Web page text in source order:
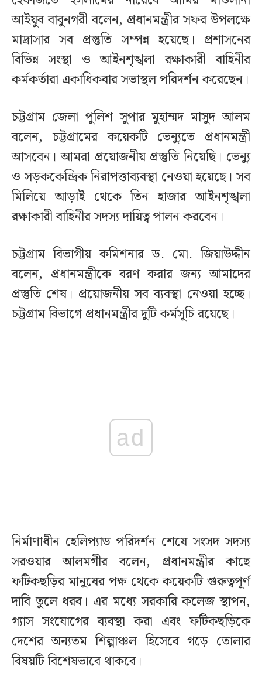
আইয়ুব বাবুনগরী বলেন, প্রধানমন্ত্রীর সফর উপলক্ষে
মাদ্রাসার সব প্রস্তুতি সম্পন্ন হয়েছে। প্রশাসনের
বিভিন্ন সংস্থা ও আইনশৃঙ্খলা রক্ষাকারী বাহিনীর
কর্মকর্তারা একাধিকবার সভাস্থল পরিদর্শন করেছেন।
চট্টগ্রাম জেলা পুলিশ সুপার মুহাম্মদ মাসুদ আলম
বলেন, চট্টগ্রামের কয়েকটি ভেন্যুতে প্রধানমন্ত্রী
আসবেন। আমরা প্রয়োজনীয় প্রস্তুতি নিয়েছি। ভেন্যু
ও সড়ককেন্দ্রিক নিরাপত্তাব্যবস্থা নেওয়া হয়েছে। সব
মিলিয়ে আড়াই থেকে তিন হাজার আইনশৃঙ্খলা
রক্ষাকারী বাহিনীর সদস্য দায়িত্ব পালন করবেন।
চট্টগ্রাম বিভাগীয় কমিশনার ড. মো. জিয়াউদ্দীন
বলেন, প্রধানমন্ত্রীকে বরণ করার জন্য আমাদের
প্রস্তুতি শেষ। প্রয়োজনীয় সব ব্যবস্থা নেওয়া হচ্ছে।
চট্টগ্রাম বিভাগে প্রধানমন্ত্রীর দুটি কর্মসূচি রয়েছে।
ad
নির্মাণাধীন হেলিপ্যাড পরিদর্শন শেষে সংসদ সদস্য
সরওয়ার আলমগীর বলেন, প্রধানমন্ত্রীর কাছে
ফটিকছড়ির মানুষের পক্ষ থেকে কয়েকটি গুরুত্বপূর্ণ
দাবি তুলে ধরব। এর মধ্যে সরকারি কলেজ স্থাপন,
গ্যাস সংযোগের ব্যবস্থা করা এবং ফটিকছড়িকে
দেশের অন্যতম শিল্পাঞ্চল হিসেবে গড়ে তোলার
বিষয়টি বিশেষভাবে থাকবে।